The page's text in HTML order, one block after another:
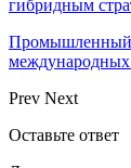
гибридным
Промышленный
Prev Next
Оставьте ответ